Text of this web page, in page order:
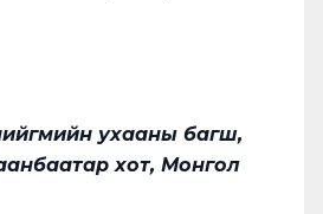
ухааны багш,
хот, Монгол